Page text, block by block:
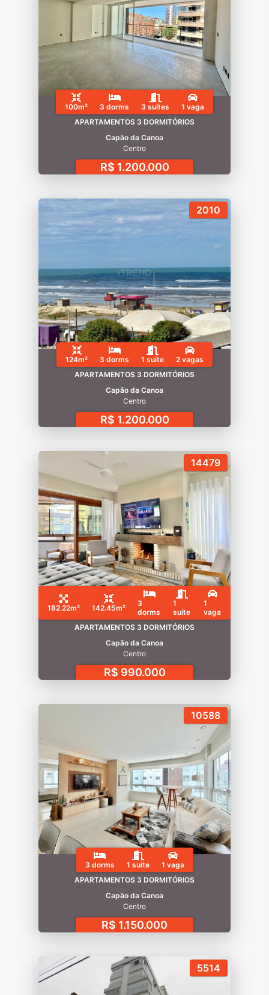
100m² 3 dorms 3 suítes
1 vaga
APARTAMENTOS 3 DORMITÓRIOS
Capão da Canoa
Centro
R$ 1.200.000
2010
124m² 3 dorms 1 suíte
2 vagas
APARTAMENTOS 3 DORMITÓRIOS
Capão da Canoa
Centro
R$ 1.200.000
14479
182.22m² 142.45m²
3
dorms
1
suíte
1
vaga
APARTAMENTOS 3 DORMITÓRIOS
Capão da Canoa
Centro
R$ 990.000
10588
3 dorms 1 suíte
1 vaga
APARTAMENTOS 3 DORMITÓRIOS
Capão da Canoa
Centro
R$ 1.150.000
5514